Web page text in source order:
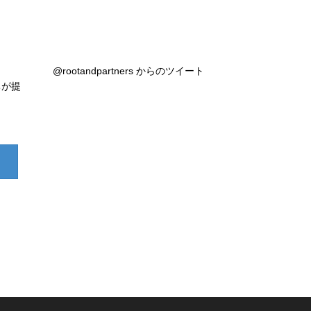
提
@rootandpartners からのツイート